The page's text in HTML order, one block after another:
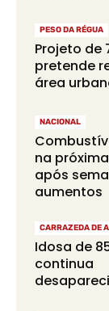
PESO DA RÉGUA
Projeto de
pretende
área
NACIONAL
na
após
aumentos
CARRAZEDA DE
Idosa de
continua